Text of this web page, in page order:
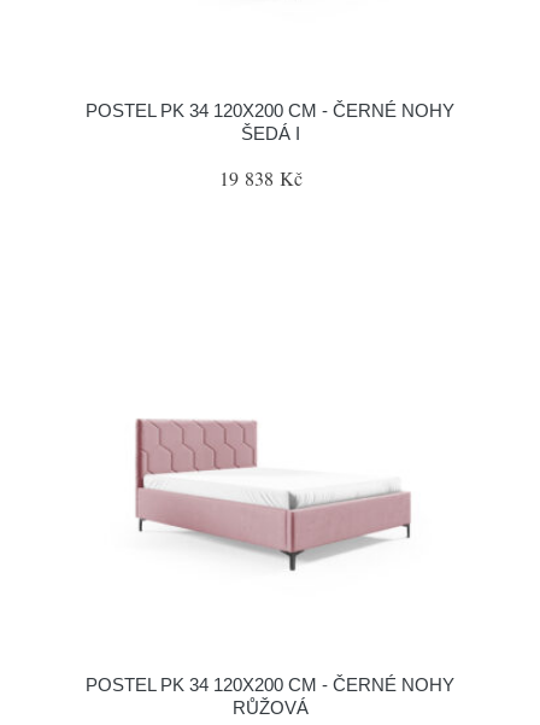
POSTEL PK 34 120X200 CM - ČERNÉ NOHY
ŠEDÁ I
19 838 Kč
POSTEL PK 34 120X200 CM - ČERNÉ NOHY
RŮŽOVÁ